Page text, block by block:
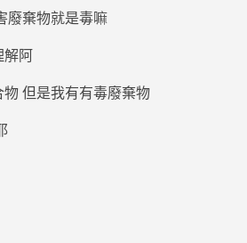
廢棄物就是毒嘛
解阿
但是我有有毒廢棄物